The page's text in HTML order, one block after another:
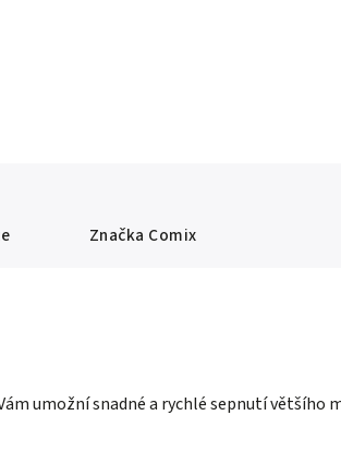
Značka Comix
umožní snadné a rychlé sepnutí